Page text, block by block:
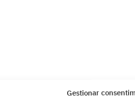
Gestionar